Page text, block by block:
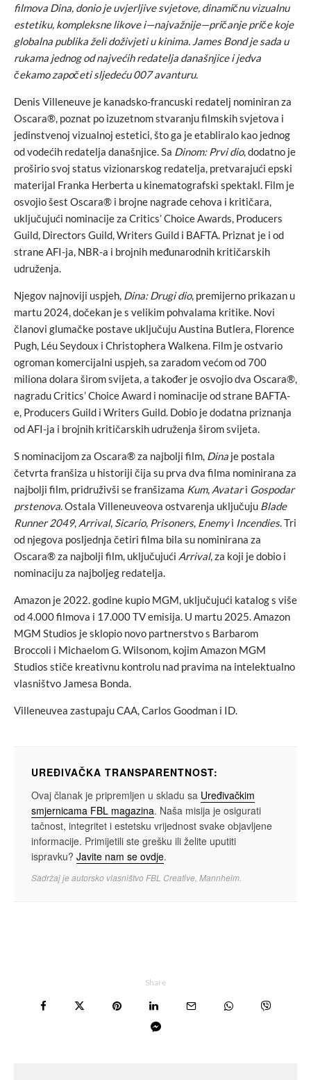
filmova Dina, donio je uvjerljive svjetove, dinamičnu vizualnu
estetiku, kompleksne likove i—najvažnije—pričanje priče koje
globalna publika želi doživjeti u kinima. James Bond je sada u
rukama jednog od najvećih redatelja današnjice i jedva
čekamo započeti sljedeću 007 avanturu.
Denis Villeneuve je kanadsko-francuski redatelj nominiran za
Oscara®, poznat po izuzetnom stvaranju filmskih svjetova i
jedinstvenoj vizualnoj estetici, što ga je etabliralo kao jednog
od vodećih redatelja današnjice. Sa Dinom: Prvi dio, dodatno je
proširio svoj status vizionarskog redatelja, pretvarajući epski
materijal Franka Herberta u kinematografski spektakl. Film je
osvojio šest Oscara® i brojne nagrade cehova i kritičara,
uključujući nominacije za Critics’ Choice Awards, Producers
Guild, Directors Guild, Writers Guild i BAFTA. Priznat je i od
strane AFI-ja, NBR-a i brojnih međunarodnih kritičarskih
udruženja.
Njegov najnoviji uspjeh, Dina: Drugi dio, premijerno prikazan u
martu 2024, dočekan je s velikim pohvalama kritike. Novi
članovi glumačke postave uključuju Austina Butlera, Florence
Pugh, Léu Seydoux i Christophera Walkena. Film je ostvario
ogroman komercijalni uspjeh, sa zaradom većom od 700
miliona dolara širom svijeta, a također je osvojio dva Oscara®,
nagradu Critics’ Choice Award i nominacije od strane BAFTA-
e, Producers Guild i Writers Guild. Dobio je dodatna priznanja
od AFI-ja i brojnih kritičarskih udruženja širom svijeta.
S nominacijom za Oscara® za najbolji film, Dina je postala
četvrta franšiza u historiji čija su prva dva filma nominirana za
najbolji film, pridruživši se franšizama Kum, Avatari Gospodar
prstenova. Ostala Villeneuveova ostvarenja uključuju Blade
Runner 2049, Arrival, Sicario, Prisoners, Enemyi Incendies. Tri
od njegova posljednja četiri filma bila su nominirana za
Oscara® za najbolji film, uključujući Arrival, za koji je dobio i
nominaciju za najboljeg redatelja.
Amazon je 2022. godine kupio MGM, uključujući katalog s više
od 4.000 filmova i 17.000 TV emisija. U martu 2025. Amazon
MGM Studios je sklopio novo partnerstvo s Barbarom
Broccoli i Michaelom G. Wilsonom, kojim Amazon MGM
Studios stiče kreativnu kontrolu nad pravima na intelektualno
vlasništvo Jamesa Bonda.
Villeneuvea zastupaju CAA, Carlos Goodman i ID.
UREĐIVAČKA TRANSPARENTNOST:
Ovaj članak je pripremljen u skladu sa Uređivačkim
smjernicama FBL magazina. Naša misija je osigurati
tačnost, integritet i estetsku vrijednost svake objavljene
informacije. Primijetili ste grešku ili želite uputiti
ispravku? Javite nam se ovdje.
Sadržaj je autorsko vlasništvo FBL Creative, Mannheim.
Share